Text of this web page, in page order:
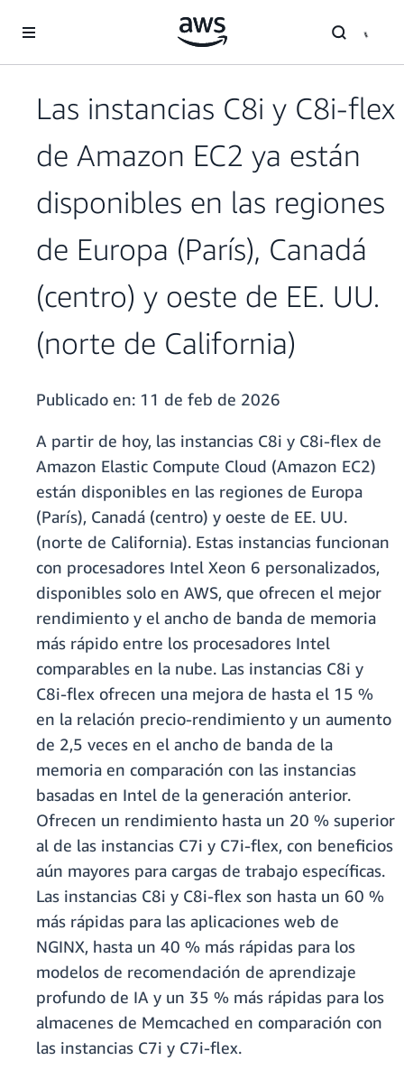
Las instancias C8i y C8i-flex
de Amazon EC2 ya están
disponibles en las regiones
de Europa (París), Canadá
(centro) y oeste de EE. UU.
(norte de California)
Publicado en: 11 de feb de 2026
A partir de hoy, las instancias C8i y C8i-flex de
Amazon Elastic Compute Cloud (Amazon EC2)
están disponibles en las regiones de Europa
(París), Canadá (centro) y oeste de EE. UU.
(norte de California). Estas instancias funcionan
con procesadores Intel Xeon 6 personalizados,
disponibles solo en AWS, que ofrecen el mejor
rendimiento y el ancho de banda de memoria
más rápido entre los procesadores Intel
comparables en la nube. Las instancias C8i y
C8i-flex ofrecen una mejora de hasta el 15 %
en la relación precio-rendimiento y un aumento
de 2,5 veces en el ancho de banda de la
memoria en comparación con las instancias
basadas en Intel de la generación anterior.
Ofrecen un rendimiento hasta un 20 % superior
al de las instancias C7i y C7i-flex, con beneficios
aún mayores para cargas de trabajo específicas.
Las instancias C8i y C8i-flex son hasta un 60 %
más rápidas para las aplicaciones web de
NGINX, hasta un 40 % más rápidas para los
modelos de recomendación de aprendizaje
profundo de IA y un 35 % más rápidas para los
almacenes de Memcached en comparación con
las instancias C7i y C7i-flex.